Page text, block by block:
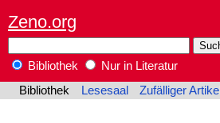
Zeno.org
Bibliothek
Nur in Literatur
Bibliothek
Lesesaal Zufälliger Artikel